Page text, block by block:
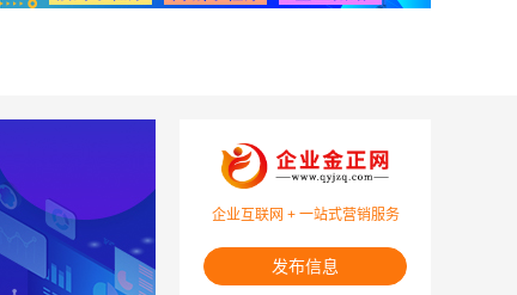
企业互联网 + 一站式营销服务
发布信息